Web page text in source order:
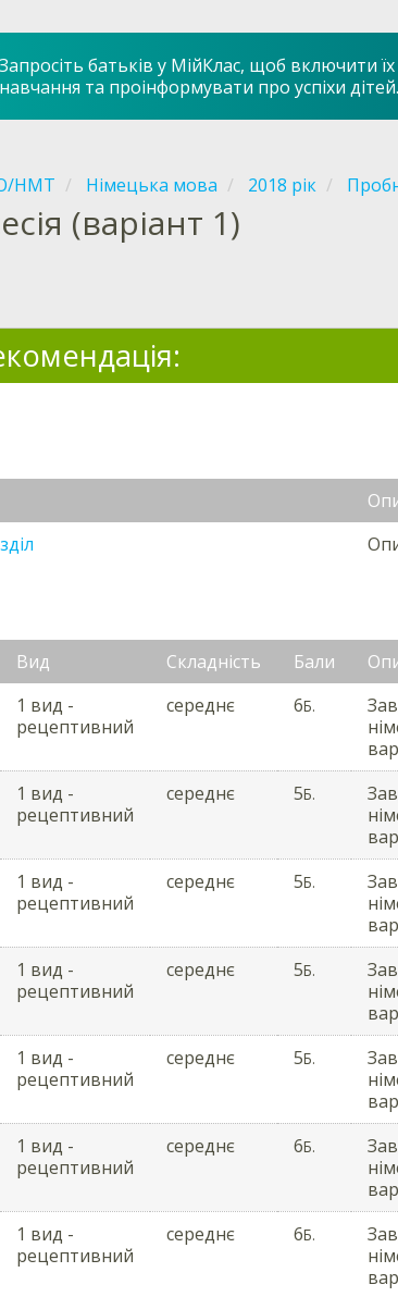
Запросіть батьків у МійКлас, щоб включити
навчання та проінформувати про успіхи дітей.
НМТ Німецька мова 2018 рік
(варіант 1)
Вид Складність Бали
1 вид -
рецептивний
середнє 6Б.
1 вид -
рецептивний
середнє 5Б.
1 вид -
рецептивний
середнє 5Б.
1 вид -
рецептивний
середнє 5Б.
1 вид -
рецептивний
середнє 5Б.
1 вид -
рецептивний
середнє 6Б.
1 вид -
рецептивний
середнє 6Б.